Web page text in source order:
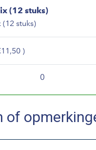
(12 stuks)
(12 stuks)
)
of